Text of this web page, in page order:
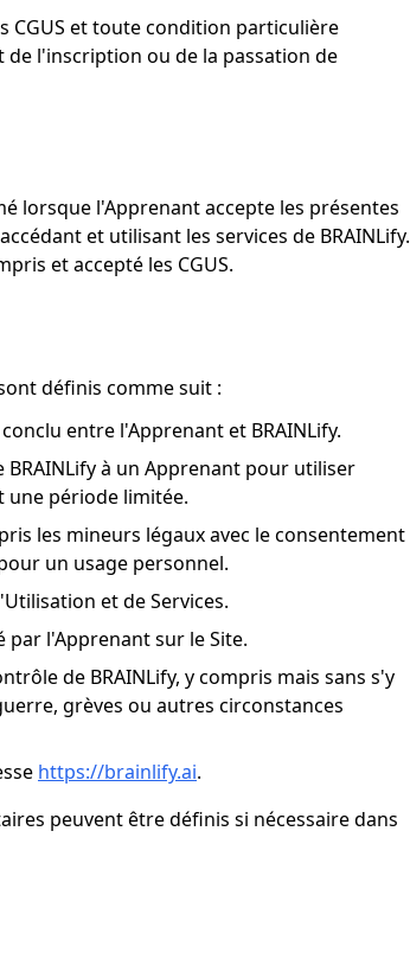
CGUS et toute condition particulière
l'inscription ou de la passation de
lorsque l'Apprenant accepte les présentes
et utilisant les services de BRAINLify.
et accepté les CGUS.
définis comme suit :
entre l'Apprenant et BRAINLify.
à un Apprenant pour utiliser
une période limitée.
les mineurs légaux avec le consentement
un usage personnel.
et de Services.
par l'Apprenant sur le Site.
de BRAINLify, y compris mais sans s'y
grèves ou autres circonstances
https://brainlify.ai.
peuvent être définis si nécessaire dans